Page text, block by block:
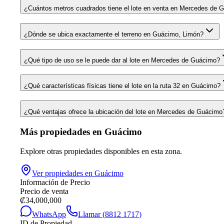
¿Cuántos metros cuadrados tiene el lote en venta en Mercedes de
¿Dónde se ubica exactamente el terreno en Guácimo, Limón?
¿Qué tipo de uso se le puede dar al lote en Mercedes de Guácimo?
¿Qué características físicas tiene el lote en la ruta 32 en Guácimo?
¿Qué ventajas ofrece la ubicación del lote en Mercedes de
Más propiedades en Guácimo
Explore otras propiedades disponibles en esta zona.
Ver propiedades en Guácimo
Información de Precio
Precio de venta
₡34,000,000
WhatsApp
Llamar (8812 1717)